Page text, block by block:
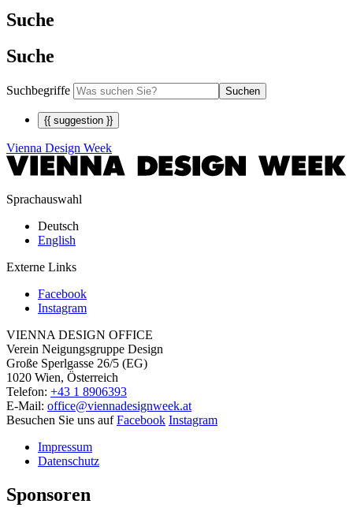
Suche
Suche
Suchbegriffe Suchen
{{ suggestion }}
Vienna Design Week
Sprachauswahl
Deutsch
English
Externe Links
Facebook
Instagram
VIENNA DESIGN OFFICE
Verein Neigungsgruppe Design
Große Sperlgasse 26/5 (EG)
1020 Wien, Österreich
Telefon: +43 1 8906393
E-Mail: office@viennadesignweek.at
Besuchen Sie uns aufFacebook Instagram
Impressum
Datenschutz
Sponsoren